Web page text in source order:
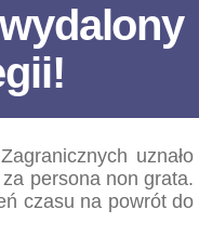
uznało
persona non grata.
czasu na powrót do